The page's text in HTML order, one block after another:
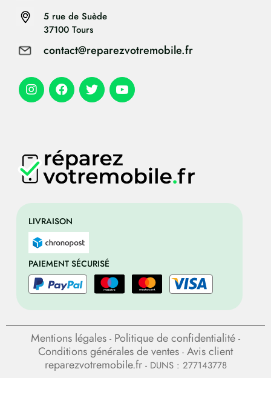
LIVRAISON
PAIEMENT SÉCURISÉ
5 rue de Suède
37100 Tours
contact@reparezvotremobile.fr
Mentions légales - Politique de confidentialité -
Conditions générales de ventes - Avis client
reparezvotremobile.fr- DUNS : 277143778